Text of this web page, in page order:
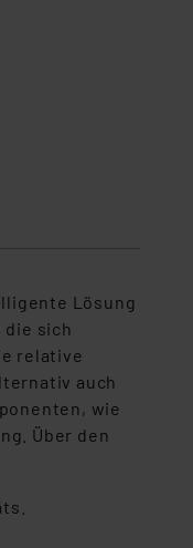
Lösung
die sich
relative
auch
wie
Über den
ts.